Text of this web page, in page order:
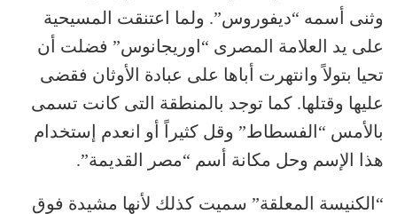
وثنى أسمه “ديفوروس”. ولما اعتنقت المسيحية
على يد العلامة المصرى “اوريجانوس” فضلت أن
تحيا بتولاً وانتهرت أباها على عبادة الأوثان فقضى
عليها وقتلها. كما توجد بالمنطقة التى كانت تسمى
بالأمس “الفسطاط” وقل كثيراً أو انعدم إستخدام
هذا الإسم وحل مكانة أسم “مصر القديمة”.
“الكنيسة المعلقة” سميت كذلك لأنها مشيدة فوق